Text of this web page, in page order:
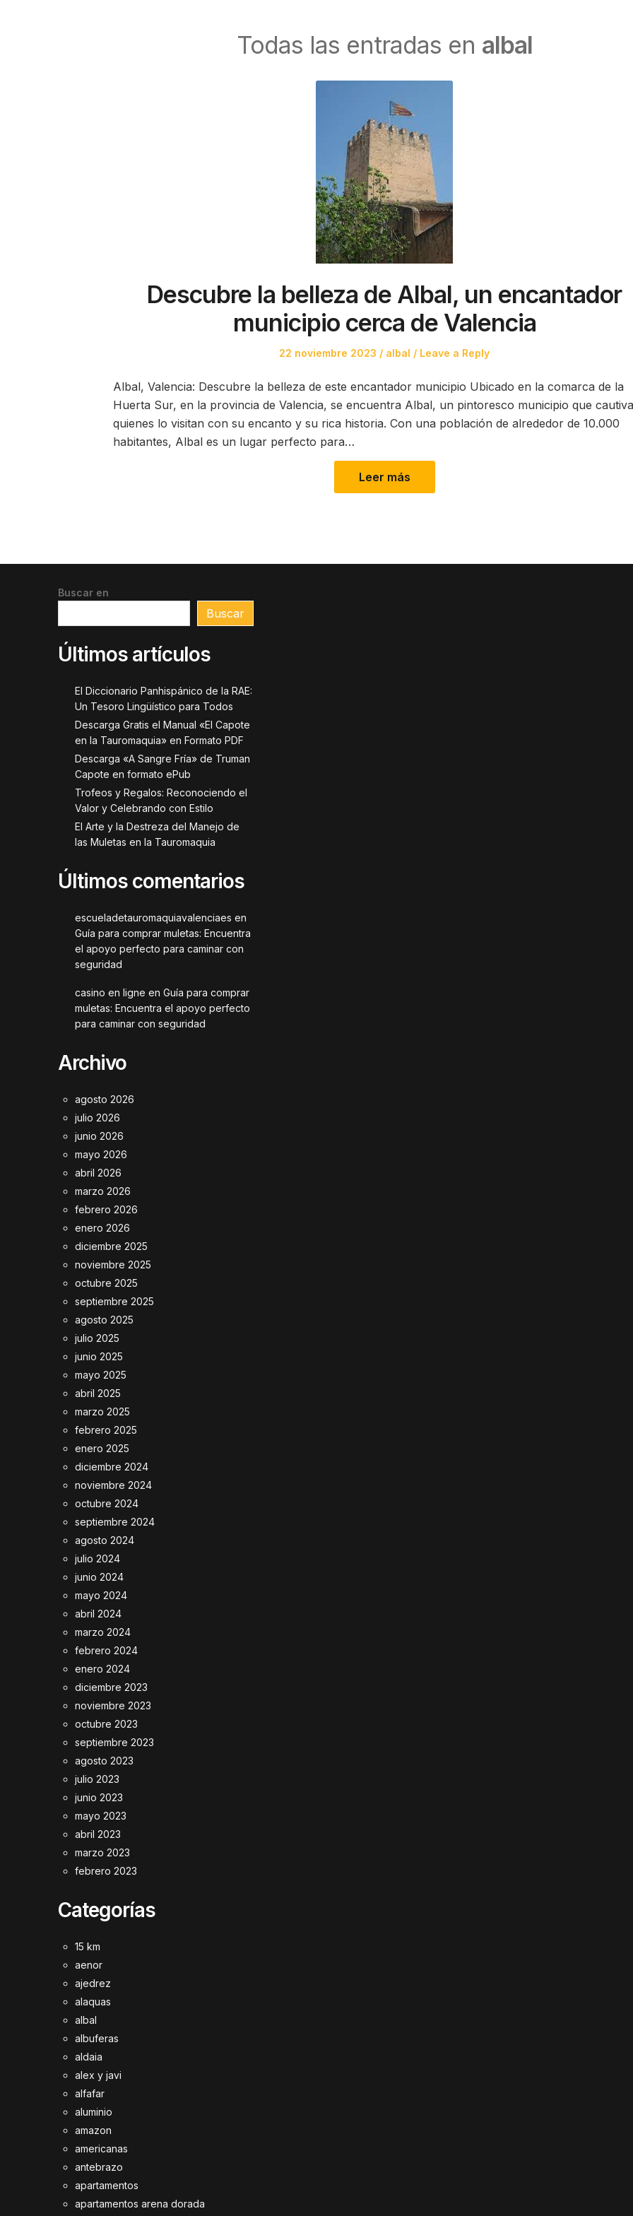
Todas las entradas en albal
Descubre la belleza de Albal, un encantador
municipio cerca de Valencia
Posted
22 noviembre 2023
Posted
albal Leave a Reply
Albal, Valencia: Descubre la belleza de este encantador municipio Ubicado en la comarca de la
Huerta Sur, en la provincia de Valencia, se encuentra Albal, un pintoresco municipio que
quienes lo visitan con su encanto y su rica historia. Con una población de alrededor de 10.000
habitantes, Albal es un lugar perfecto para…
Leer más
Buscar en
Buscar
Últimos artículos
El Diccionario Panhispánico de la RAE:
Un Tesoro Lingüístico para Todos
Descarga Gratis el Manual «El Capote
en la Tauromaquia» en Formato PDF
Descarga «A Sangre Fría» de Truman
Capote en formato ePub
Trofeos y Regalos: Reconociendo el
Valor y Celebrando con Estilo
El Arte y la Destreza del Manejo de
las Muletas en la Tauromaquia
Últimos comentarios
escueladetauromaquiavalenciaes en
Guía para comprar muletas: Encuentra
el apoyo perfecto para caminar con
seguridad
casino en ligne en Guía para comprar
muletas: Encuentra el apoyo perfecto
para caminar con seguridad
Archivo
agosto 2026
julio 2026
junio 2026
mayo 2026
abril 2026
marzo 2026
febrero 2026
enero 2026
diciembre 2025
noviembre 2025
octubre 2025
septiembre 2025
agosto 2025
julio 2025
junio 2025
mayo 2025
abril 2025
marzo 2025
febrero 2025
enero 2025
diciembre 2024
noviembre 2024
octubre 2024
septiembre 2024
agosto 2024
julio 2024
junio 2024
mayo 2024
abril 2024
marzo 2024
febrero 2024
enero 2024
diciembre 2023
noviembre 2023
octubre 2023
septiembre 2023
agosto 2023
julio 2023
junio 2023
mayo 2023
abril 2023
marzo 2023
febrero 2023
Categorías
15 km
aenor
ajedrez
alaquas
albal
albuferas
aldaia
alex y javi
alfafar
aluminio
amazon
americanas
antebrazo
apartamentos
apartamentos arena dorada